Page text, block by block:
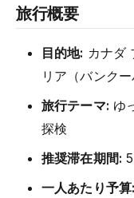
旅行概要
目的地: カナダ
リア（バンクー
旅行テーマ: ゆ
探検
推奨滞在期間:
一人あたり予算: